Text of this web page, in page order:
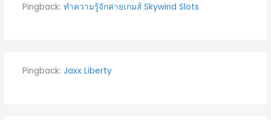
Pingback: ทำความรู้จักค่ายเกมส์ Skywind Slots
Pingback: Jaxx Liberty